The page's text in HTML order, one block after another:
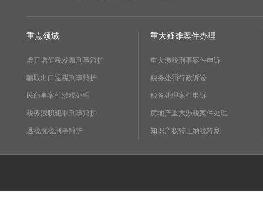
重点领域
虚开增值税发票刑事辩护
骗取出口退税刑事辩护
民商事案件涉税处理
税务渎职犯罪刑事辩护
逃税抗税刑事辩护
重大疑难案件办理
重大涉税刑事案件申诉
税务处罚行政诉讼
税务处理案件申诉
房地产重大涉税案件处理
知识产权转让纳税筹划